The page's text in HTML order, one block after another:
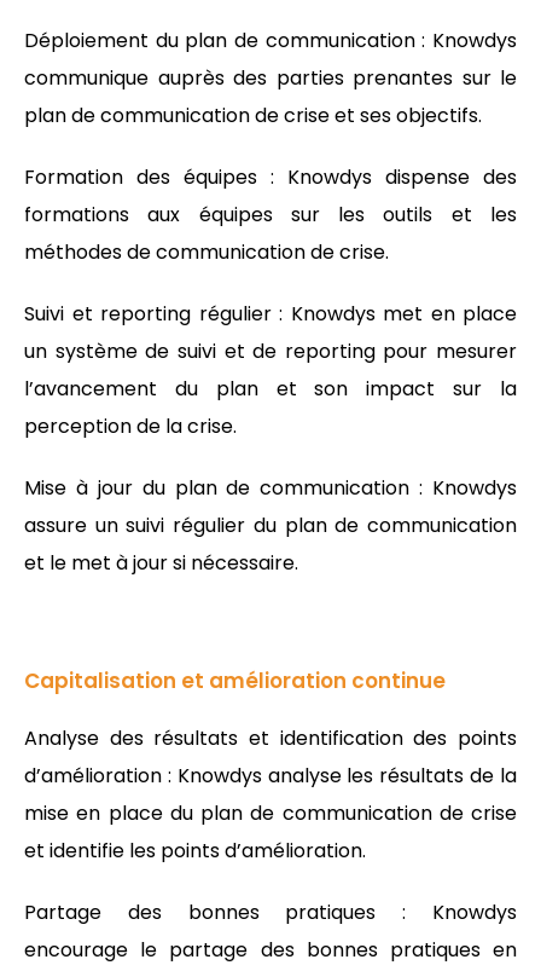
Déploiement du plan de communication : Knowdys
communique auprès des parties prenantes sur le
plan de communication de crise et ses objectifs.
Formation des équipes : Knowdys dispense des
formations aux équipes sur les outils et les
méthodes de communication de crise.
Suivi et reporting régulier : Knowdys met en place
un système de suivi et de reporting pour mesurer
l’avancement du plan et son impact sur la
perception de la crise.
Mise à jour du plan de communication : Knowdys
assure un suivi régulier du plan de communication
et le met à jour si nécessaire.
Capitalisation et amélioration continue
Analyse des résultats et identification des points
d’amélioration : Knowdys analyse les résultats de la
mise en place du plan de communication de crise
et identifie les points d’amélioration.
Partage des bonnes pratiques : Knowdys
encourage le partage des bonnes pratiques en